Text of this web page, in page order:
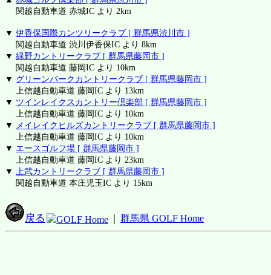
関越自動車道 赤城IC より 2km
▼ 伊香保国際カンツリークラブ [ 群馬県渋川市 ]
関越自動車道 渋川伊香保IC より 8km
▼ 緑野カントリークラブ [ 群馬県藤岡市 ]
関越自動車道 藤岡IC より 10km
▼ グリーンパークカントリークラブ [ 群馬県藤岡市 ]
上信越自動車道 藤岡IC より 13km
▼ ツインレイクスカントリー倶楽部 [ 群馬県藤岡市 ]
上信越自動車道 藤岡IC より 10km
▼
メイレイクヒルズカントリークラブ [ 群馬県藤岡市 ]
上信越自動車道 藤岡IC より 10km
▼ エースゴルフ場 [ 群馬県藤岡市 ]
上信越自動車道 藤岡IC より 23km
▼
上武カントリークラブ [ 群馬県藤岡市 ]
関越自動車道 本庄児玉IC より 15km
戻る GOLF Home 群馬県 GOLF Home